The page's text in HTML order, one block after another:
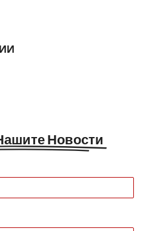
Новости